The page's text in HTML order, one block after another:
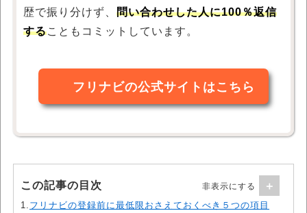
歴で振り分けず、 問い合わせした人に100％返信
することもコミットしています。
フリナビの公式サイトはこちら
この記事の目次
1. フリナビの登録前に最低限おさえておくべき５つの項目